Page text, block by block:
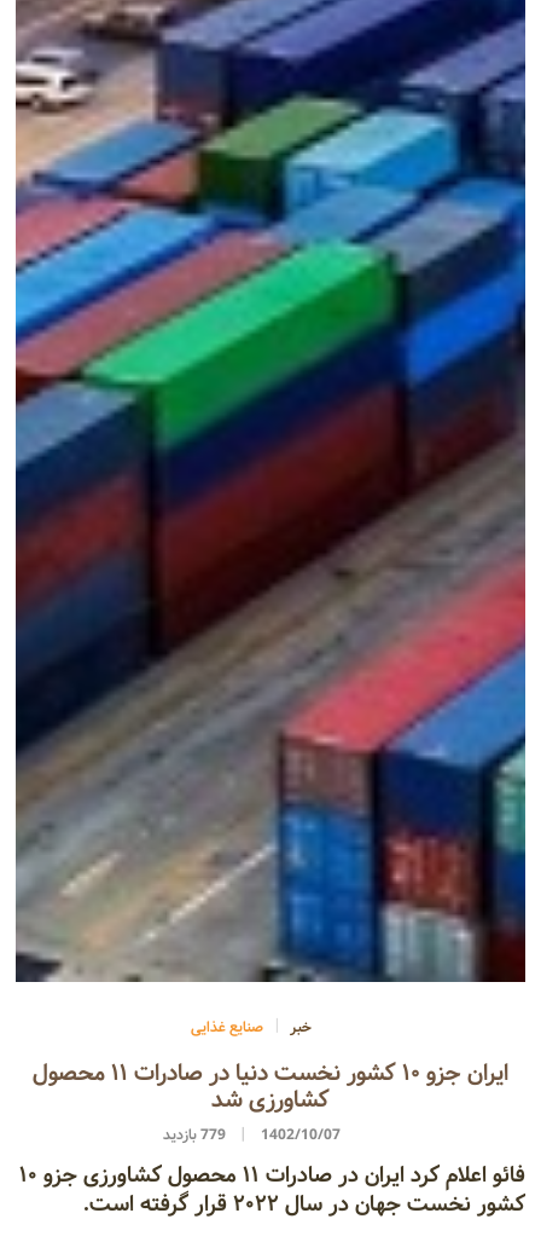
خبر صنایع غذایی
ایران جزو ۱۰ کشور نخست دنیا در صادرات ۱۱ محصول
کشاورزی شد
1402/10/07 779 بازدید
فائو اعلام کرد ایران در صادرات ۱۱ محصول کشاورزی جزو ۱۰
کشور نخست جهان در سال ۲۰۲۲ قرار گرفته است.